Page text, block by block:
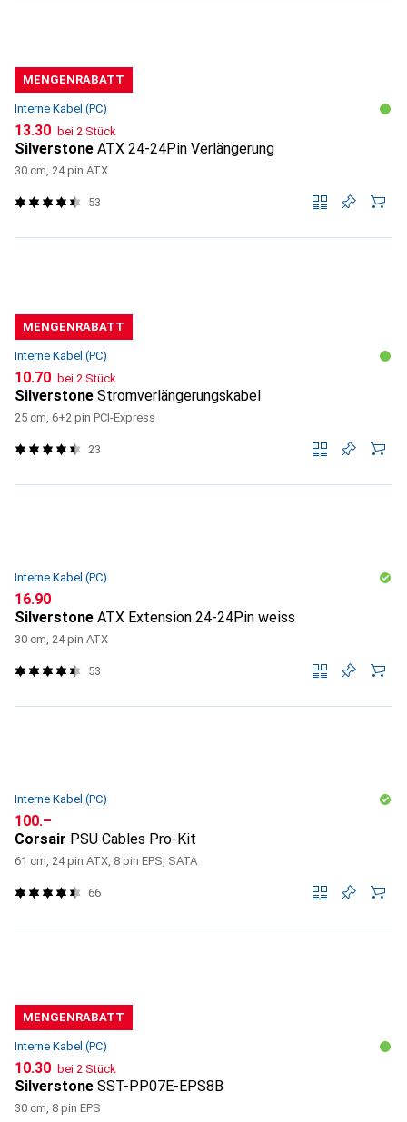
MENGENRABATT
Interne Kabel (PC)
CHF
13.30 bei 2 Stück
Silverstone ATX 24-24Pin Verlängerung
30 cm, 24 pin ATX
53
MENGENRABATT
Interne Kabel (PC)
CHF
10.70 bei 2 Stück
Silverstone Stromverlängerungskabel
25 cm, 6+2 pin PCI-Express
23
Interne Kabel (PC)
CHF
16.90
Silverstone ATX Extension 24-24Pin weiss
30 cm, 24 pin ATX
53
Interne Kabel (PC)
CHF
100.–
Corsair PSU Cables Pro-Kit
61 cm, 24 pin ATX, 8 pin EPS, SATA
66
MENGENRABATT
Interne Kabel (PC)
CHF
10.30 bei 2 Stück
Silverstone SST-PP07E-EPS8B
30 cm, 8 pin EPS